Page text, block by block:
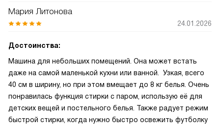
Мария Литонова
24.01.2026
Достоинства:
Машина для небольших помещений. Она может встать
даже на самой маленькой кухни или ванной. Узкая, всего
40 см в ширину, но при этом вмещает до 8 кг белья. Очень
понравилась функция стирки с паром, использую её для
детских вещей и постельного белья. Также радует режим
быстрой стирки, когда нужно быстро освежить футболку